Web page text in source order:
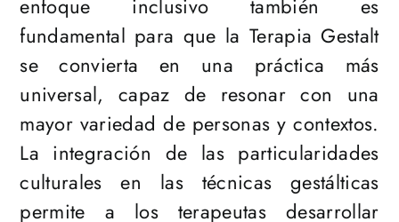
enfoque inclusivo también es
fundamental para que la Terapia Gestalt
se convierta en una práctica más
universal, capaz de resonar con una
mayor variedad de personas y contextos.
La integración de las particularidades
culturales en las técnicas gestálticas
permite a los terapeutas desarrollar